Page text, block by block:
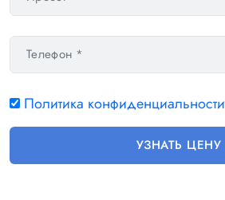
Политика конфиденциальности
УЗНАТЬ ЦЕНУ